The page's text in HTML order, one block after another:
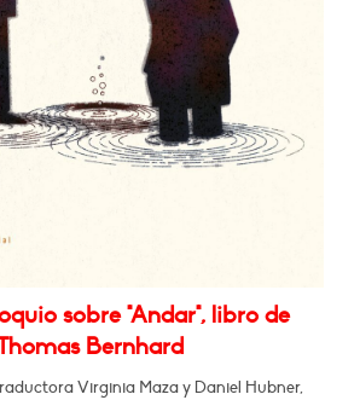
sobre "Andar", libro de
Bernhard
Virginia Maza y Daniel Hubner,